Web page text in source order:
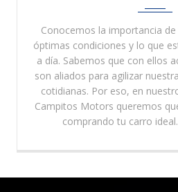
Conocemos la importancia
óptimas condiciones y lo que
a día. Sabemos que con ellos
son aliados para agilizar
cotidianas. Por eso, en
Campitos Motors queremos
comprando tu carro